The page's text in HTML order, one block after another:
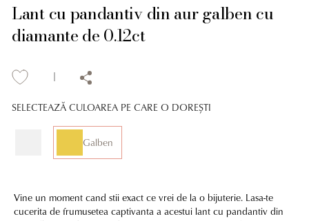
Lant cu pandantiv din aur galben cu
diamante de 0.12ct
SELECTEAZĂ CULOAREA PE CARE O DOREȘTI
Galben
Vine un moment cand stii exact ce vrei de la o bijuterie. Lasa-te
cucerita de frumusetea captivanta a acestui lant cu pandantiv din